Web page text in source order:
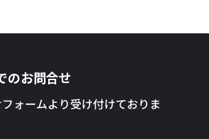
のお問合せ
ォームより受け付けておりま